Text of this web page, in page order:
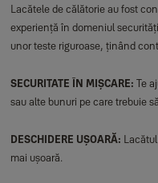
Lacătele de călătorie au fost
experiență în domeniul
unor teste riguroase, ținând
SECURITATE ÎN MIȘCARE: Te
sau alte bunuri pe care trebuie
DESCHIDERE UȘOARĂ:
mai ușoară.